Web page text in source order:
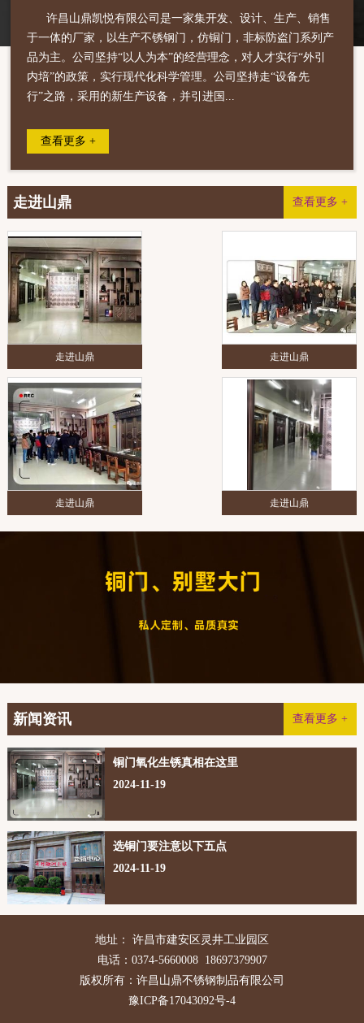
许昌山鼎凯悦有限公司是一家集开发、设计、生产、销售
于一体的厂家，以生产不锈钢门，仿铜门，非标防盗门系列产
品为主。公司坚持“以人为本”的经营理念，对人才实行“外引
内培”的政策，实行现代化科学管理。公司坚持走“设备先
行”之路，采用的新生产设备，并引进国...
查看更多 +
查看更多 +
走进山鼎
走进山鼎 走进山鼎
走进山鼎 走进山鼎
查看更多 +
新闻资讯
铜门氧化生锈真相在这里
2024-11-19
选铜门要注意以下五点
2024-11-19
地址： 许昌市建安区灵井工业园区
电话：0374-5660008 18697379907
版权所有：许昌山鼎不锈钢制品有限公司
豫ICP备17043092号-4